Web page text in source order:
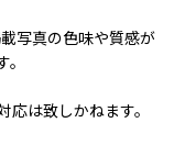
写真の色味や質感が
は致しかねます。